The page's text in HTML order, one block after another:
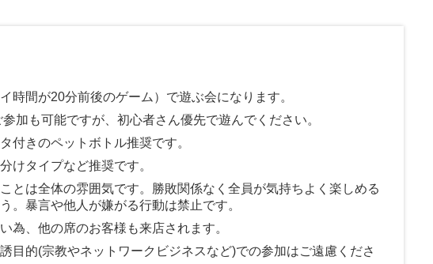
時間が20分前後のゲーム）で遊ぶ会になります。
加も可能ですが、初心者さん優先で遊んでください。
付きのペットボトル推奨です。
けタイプなど推奨です。
とは全体の雰囲気です。勝敗関係なく全員が気持ちよく楽しめる
。暴言や他人が嫌がる行動は禁止です。
為、他の席のお客様も来店されます。
目的(宗教やネットワークビジネスなど)での参加はご遠慮くださ